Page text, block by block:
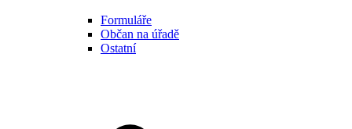
Formuláře
Občan na úřadě
Ostatní